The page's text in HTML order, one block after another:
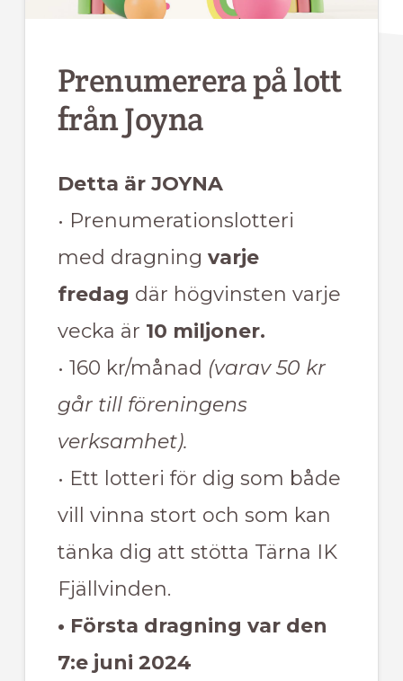
Prenumerera på lott
från Joyna
Detta är JOYNA
• Prenumerationslotteri
med dragning varje
fredag där högvinsten varje
vecka är 10 miljoner.
• 160 kr/månad (varav 50 kr
går till föreningens
verksamhet).
• Ett lotteri för dig som både
vill vinna stort och som kan
tänka dig att stötta Tärna IK
Fjällvinden.
• Första dragning var den
7:e juni 2024